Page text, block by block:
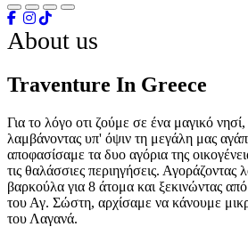
About us
Traventure In Greece
Για το λόγο οτι ζούμε σε ένα μαγικό
λαμβάνοντας υπ' όψιν τη μεγάλη μας
αποφασίσαμε τα δυο αγόρια της
τις θαλάσσιες περιηγήσεις. Αγοράζοντας
βαρκούλα για 8 άτομα και ξεκινώντας
του Αγ. Σώστη, αρχίσαμε να κάνουμε
του Λαγανά.